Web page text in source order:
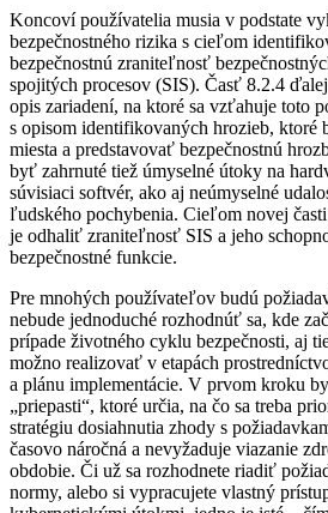
Koncoví používatelia musia v podstate
bezpečnostného rizika s cieľom
bezpečnostnú zraniteľnosť
spojitých procesov (SIS). Časť 8.2.4
opis zariadení, na ktoré sa vzťahuje toto
s opisom identifikovaných hrozieb, ktoré
miesta a predstavovať bezpečnostnú
byť zahrnuté tiež úmyselné útoky na
súvisiaci softvér, ako aj neúmyselné
ľudského pochybenia. Cieľom novej
je odhaliť zraniteľnosť SIS a jeho
bezpečnostné funkcie.
Pre mnohých používateľov budú
nebude jednoduché rozhodnúť sa, kde
prípade životného cyklu bezpečnosti, aj
možno realizovať v etapách
a plánu implementácie. V prvom kroku
„priepasti“, ktoré určia, na čo sa treba
stratégiu dosiahnutia zhody s
časovo náročná a nevyžaduje viazanie
obdobie. Či už sa rozhodnete riadiť
normy, alebo si vypracujete vlastný